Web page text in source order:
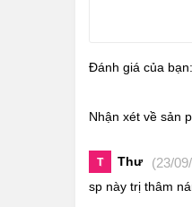
Đánh giá của bạn:
Nhận xét về sản
T Thư (23/
sp này trị thâm